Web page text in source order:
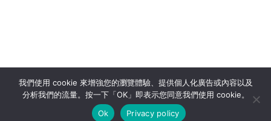
隱私政策 使用條款
seo公司|sem公司|網頁設計|網頁設計公司by isualsense
我們使用 cookie 來增強您的瀏覽體驗、提供個人化廣告或內容以及
分析我們的流量。按一下「OK」即表示您同意我們使用 cookie。
Ok
Privacy policy